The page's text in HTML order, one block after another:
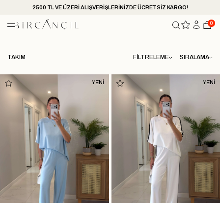
2500 TL VE ÜZERİ ALIŞVERİŞLERİNİZDE ÜCRETSİZ KARGO!
0
TAKIM FILTRELEME SIRALAMA
YENİ YENİ